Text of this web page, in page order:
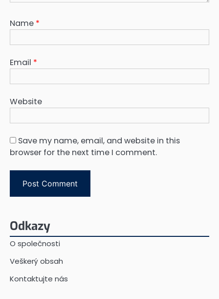
Name *
Email *
Website
Save my name, email, and website in this
browser for the next time I comment.
Odkazy
O společnosti
Veškerý obsah
Kontaktujte nás